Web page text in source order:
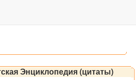
Энциклопедия (цитаты)